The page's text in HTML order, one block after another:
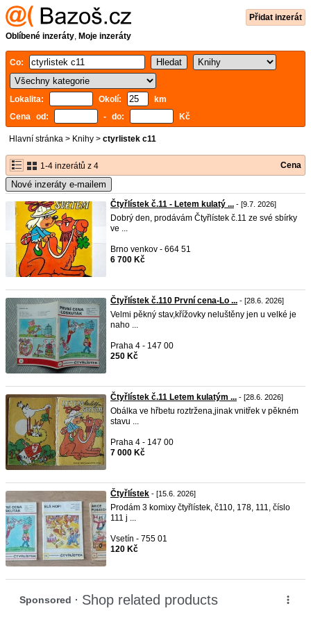
Přidat inzerát
Oblíbené inzeráty, Moje inzeráty
Co:
Lokalita: Okolí:
km
Cena od:
- do: Kč
Hlavní stránka > Knihy > ctyrlistek c11
1-4 inzerátů z 4 Cena
Nové inzeráty e-mailem
Čtyřlístek č.11 - Letem kulatý ... - [9.7. 2026]
Dobrý den, prodávám Čtyřlístek č.11 ze své sbírky
ve ...
Brno venkov - 664 51
6 700 Kč
Čtyřlístek č.110 První cena-Lo ... - [28.6. 2026]
Velmi pěkný stav,křížovky neluštěny jen u velké je
naho ...
Praha 4 - 147 00
250 Kč
Čtyřlístek č.11 Letem kulatým ... - [28.6. 2026]
Obálka ve hřbetu roztržena,jinak vnitřek v pěkném
stavu ...
Praha 4 - 147 00
7 000 Kč
Čtyřlístek - [15.6. 2026]
Prodám 3 komixy čtyřlístek, č110, 178, 111, číslo
111 j ...
Vsetín - 755 01
120 Kč